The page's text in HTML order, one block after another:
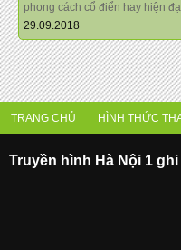
phong cách cổ điển hay hiện
29.09.2018
TRANG CHỦ HÌNH THỨC
Truyền hình Hà Nội 1